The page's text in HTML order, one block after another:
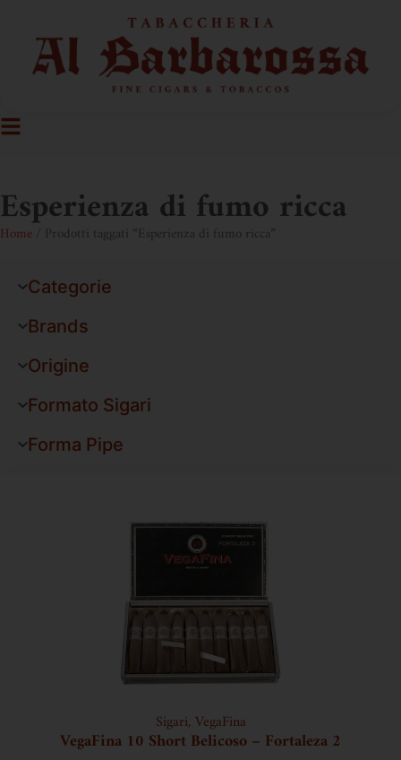
Esperienza di fumo ricca
Home / Prodotti taggati “Esperienza di fumo ricca”
Categorie
Brands
Origine
Formato Sigari
Forma Pipe
Sigari, VegaFina
VegaFina 10 Short Belicoso – Fortaleza 2